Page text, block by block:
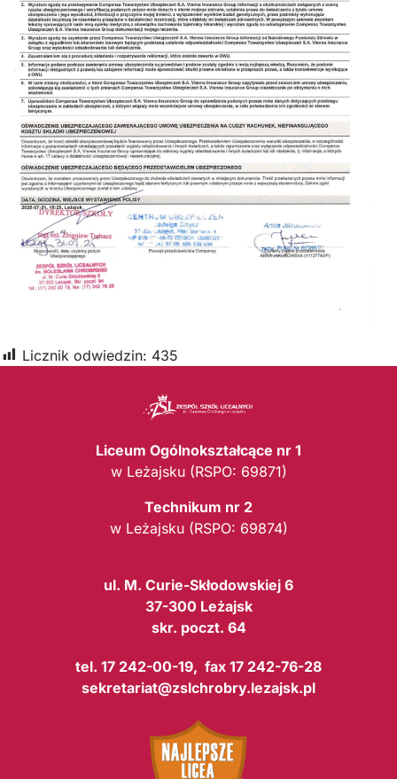
Licznik odwiedzin: 435
Liceum Ogólnokształcące nr 1
w Leżajsku (RSPO: 69871)
Technikum nr 2
w Leżajsku (RSPO: 69874)
ul. M. Curie-Skłodowskiej 6
37-300 Leżajsk
skr. poczt. 64
tel. 17 242-00-19, fax 17 242-76-28
sekretariat@zslchrobry.lezajsk.pl